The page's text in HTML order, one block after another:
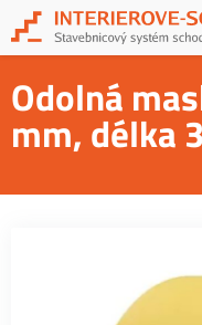
Odolná
mm, délka